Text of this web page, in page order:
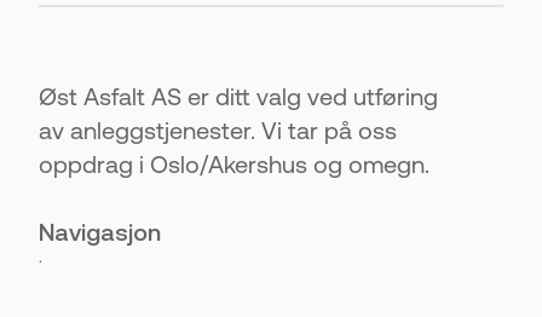
Øst Asfalt AS er ditt valg ved utføring
av anleggstjenester. Vi tar på oss
oppdrag i Oslo/Akershus og omegn.
Navigasjon
.